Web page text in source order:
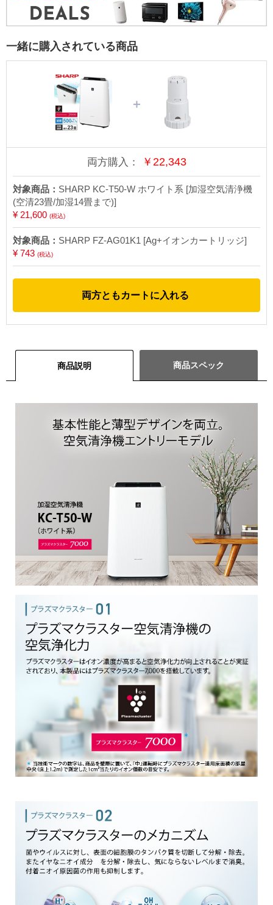
一緒に購入されている商品
＋
両方購入： ￥ 22,343
対象商品： SHARP KC-T50-W ホワイト系 [加湿空気清浄機
(空清23畳/加湿14畳まで)]
¥ 21,600 (税込)
対象商品： SHARP FZ-AG01K1 [Ag+イオンカートリッジ]
¥ 743 (税込)
両方ともカートに入れる
商品説明 商品スペック